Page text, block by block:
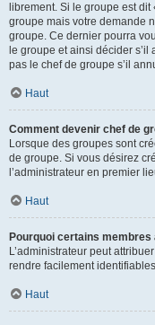
librement. Si le groupe est
groupe mais votre demande
groupe. Ce dernier pourra
le groupe et ainsi décider
pas le chef de groupe s’il
Haut
Comment devenir chef de
Lorsque des groupes sont
de groupe. Si vous désirez
l’administrateur en premier
Haut
Pourquoi certains
L’administrateur peut
rendre facilement
Haut